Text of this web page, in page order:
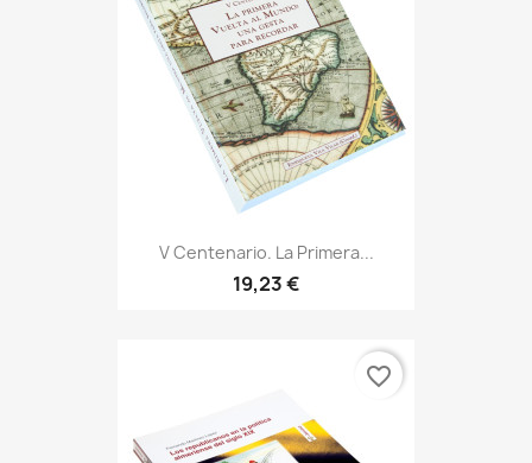
V Centenario. La Primera...
19,23 €
favorite_border